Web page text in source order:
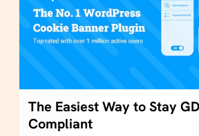
The Easiest Way to Stay
Compliant